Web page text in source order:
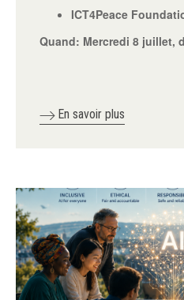
ICT4Peace
Quand: Mercredi 8 juillet,
En savoir plus